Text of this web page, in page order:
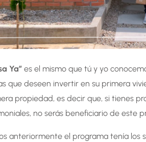
Ya” es el mismo que tú y yo
que deseen invertir en su primera
propiedad, es decir que, si tienes
no serás beneficiario de este
anteriormente el programa tenía los